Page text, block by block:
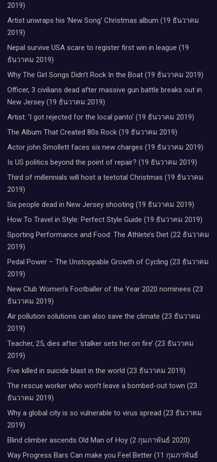
2019)
Artist unwraps his ‘New Song’ Christmas album (19 ธันวาคม
2019)
Nepal survive USA scare to register first win in league (19
ธันวาคม 2019)
Why The Girl Songs Didn’t Rock In the Boat (19 ธันวาคม 2019)
Officer, 3 civilians dead after massive gun battle breaks out in
New Jersey (19 ธันวาคม 2019)
Artist: ‘I got rejected for the local panto’ (19 ธันวาคม 2019)
The Album That Created 80s Rock (19 ธันวาคม 2019)
Actor john Smollett faces six new charges (19 ธันวาคม 2019)
Is US politics beyond the point of repair? (19 ธันวาคม 2019)
Third of millennials will host a teetotal Christmas (19 ธันวาคม
2019)
Six people dead in New Jersey shooting (19 ธันวาคม 2019)
How To Travel in Style: Perfect Style Guide (19 ธันวาคม 2019)
Sporting Performance and Food: The Athlete’s Diet (22 ธันวาคม
2019)
Pedal Power – The Unstoppable Growth of Cycling (23 ธันวาคม
2019)
New Club Women’s Footballer of the Year 2020 nominees (23
ธันวาคม 2019)
Air pollution solutions can also save the climate (23 ธันวาคม
2019)
Teacher, 25, dies after ‘stalker sets her on fire’ (23 ธันวาคม
2019)
Five killed in suicide blast in the world (23 ธันวาคม 2019)
The rescue worker who won’t leave a bombed-out town (23
ธันวาคม 2019)
Why a global city is so vulnerable to virus spread (23 ธันวาคม
2019)
Blind climber ascends Old Man of Hoy (2 กุมภาพันธ์ 2020)
Way Progress Bars Can make you Feel Better (11 กุมภาพันธ์